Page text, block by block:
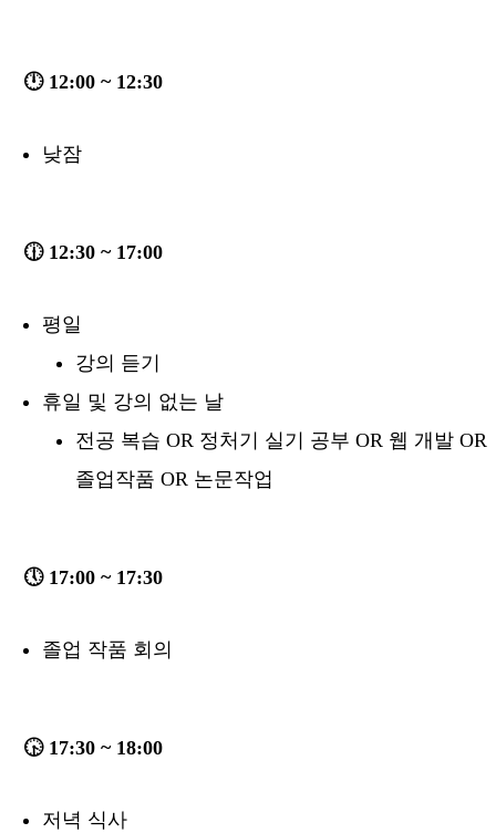
🕛 12:00 ~ 12:30
낮잠
🕧 12:30 ~ 17:00
평일
강의 듣기
휴일 및 강의 없는 날
전공 복습 OR 정처기 실기 공부 OR 웹 개발 OR
졸업작품 OR 논문작업
🕔 17:00 ~ 17:30
졸업 작품 회의
🕟 17:30 ~ 18:00
저녁 식사